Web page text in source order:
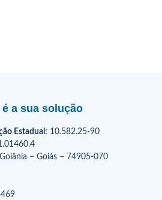
a sua solução
Estadual: 10.582.25-90
– Goiás – 74905-070